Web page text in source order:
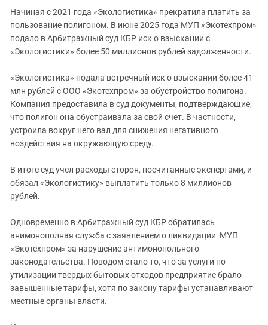
Начиная с 2021 года «Экологистика» прекратила платить за
пользование полигоном. В июне 2025 года МУП «Экотехпром»
подало в Арбитражный суд КБР иск о взыскании с
«Экологистики» более 50 миллионов рублей задолженности.
«Экологистика» подала встречный иск о взыскании более 41
млн рублей с ООО «Экотехпром» за обустройство полигона.
Компания предоставила в суд документы, подтверждающие,
что полигон она обустраивала за свой счет. В частности,
устроила вокруг него вал для снижения негативного
воздействия на окружающую среду.
В итоге суд учел расходы сторон, посчитанные экспертами, и
обязал «Экологистику» выплатить только 8 миллионов
рублей.
Одновременно в Арбитражный суд КБР обратилась
анимонополная служба с заявлением о ликвидации МУП
«Экотехпром» за нарушение антимонопольного
законодательства. Поводом стало то, что за услуги по
утилизации твердых бытовых отходов предприятие брало
завышенные тарифы, хотя по закону тарифы устанавливают
местные органы власти.